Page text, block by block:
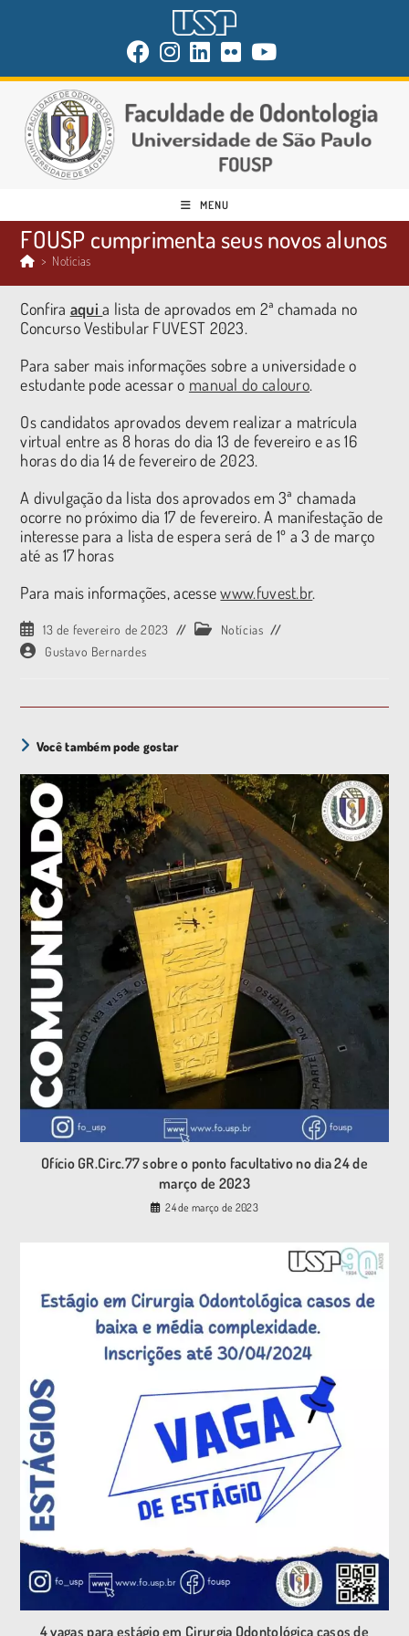
MENU
FOUSP cumprimenta seus novos alunos
> Notícias
Confira aqui a lista de aprovados em 2ª chamada no
Concurso Vestibular FUVEST 2023.
Para saber mais informações sobre a universidade o
estudante pode acessar o manual do calouro.
Os candidatos aprovados devem realizar a matrícula
virtual entre as 8 horas do dia 13 de fevereiro e as 16
horas do dia 14 de fevereiro de 2023.
A divulgação da lista dos aprovados em 3ª chamada
ocorre no próximo dia 17 de fevereiro. A manifestação de
interesse para a lista de espera será de 1º a 3 de março
até as 17 horas
Para mais informações, acessewww.fuvest.br.
13 de fevereiro de 2023
Notícias
Gustavo Bernardes
Você também pode gostar
Ofício GR.Circ.77 sobre o ponto facultativo no dia 24 de
março de 2023
24 de março de 2023
4 vagas para estágio em Cirurgia Odontológica casos de